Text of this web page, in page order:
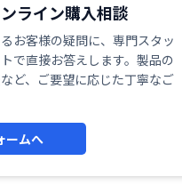
ライン購入相談
お客様の疑問に、専門スタッ
で直接お答えします。製品の
ど、ご要望に応じた丁寧なご
ームへ